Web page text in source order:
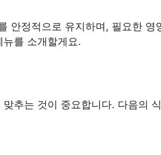
안정적으로 유지하며, 필요한 영
를 소개할게요.
추는 것이 중요합니다. 다음의